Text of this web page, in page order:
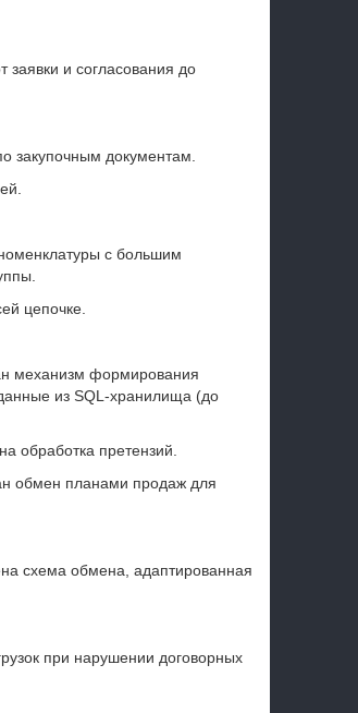
и согласования до
документам.
с большим
цепочке.
механизм формирования
из SQL-хранилища (до
обработка претензий.
обмен планами продаж для
схема обмена, адаптированная
при нарушении договорных